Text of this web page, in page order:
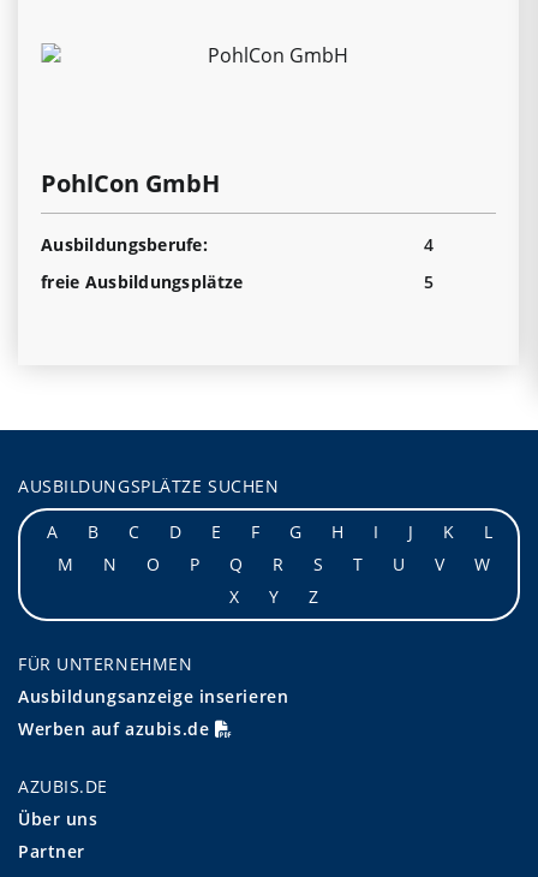
PohlCon GmbH
Ausbildungsberufe:
4
freie Ausbildungsplätze
5
AUSBILDUNGSPLÄTZE SUCHEN
A
B C D E F G H I J K
L
M
N O P Q R S T U V
W
X
Y Z
FÜR UNTERNEHMEN
Ausbildungsanzeige inserieren
Werben auf azubis.de
AZUBIS.DE
Über uns
Partner